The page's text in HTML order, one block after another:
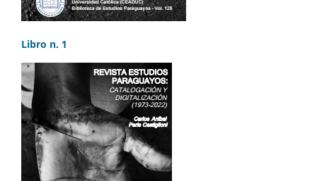
Libro n. 1